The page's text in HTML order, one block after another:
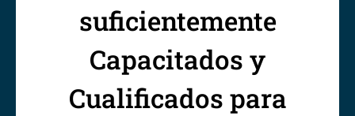
suficientemente
Capacitados y
Cualificados para